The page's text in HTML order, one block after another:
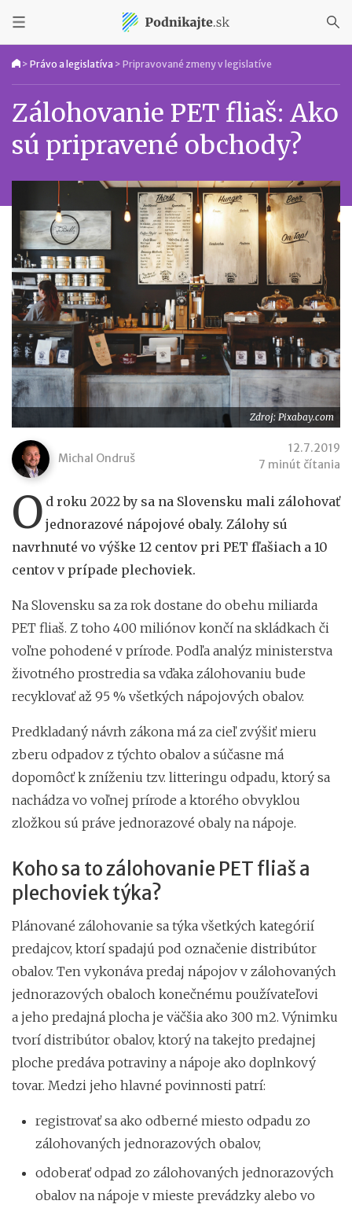
> Právo a legislatíva > Pripravované zmeny v legislatíve
Zálohovanie PET fliaš: Ako
sú pripravené obchody?
Zdroj: Pixabay.com
Michal Ondruš
12.7.2019
7 minút čítania
O d roku 2022 by sa na Slovensku mali zálohovať
jednorazové nápojové obaly. Zálohy sú
navrhnuté vo výške 12 centov pri PET fľašiach a 10
centov v prípade plechoviek.
Na Slovensku sa za rok dostane do obehu miliarda
PET fliaš. Z toho 400 miliónov končí na skládkach či
voľne pohodené v prírode. Podľa analýz ministerstva
životného prostredia sa vďaka zálohovaniu bude
recyklovať až 95 % všetkých nápojových obalov.
Predkladaný návrh zákona má za cieľ zvýšiť mieru
zberu odpadov z týchto obalov a súčasne má
dopomôcť k zníženiu tzv. litteringu odpadu, ktorý sa
nachádza vo voľnej prírode a ktorého obvyklou
zložkou sú práve jednorazové obaly na nápoje.
Koho sa to zálohovanie PET fliaš a
plechoviek týka?
Plánované zálohovanie sa týka všetkých kategórií
predajcov, ktorí spadajú pod označenie distribútor
obalov. Ten vykonáva predaj nápojov v zálohovaných
jednorazových obaloch konečnému používateľovi
a jeho predajná plocha je väčšia ako 300 m2. Výnimku
tvorí distribútor obalov, ktorý na takejto predajnej
ploche predáva potraviny a nápoje ako doplnkový
tovar. Medzi jeho hlavné povinnosti patrí:
registrovať sa ako odberné miesto odpadu zo
zálohovaných jednorazových obalov,
odoberať odpad zo zálohovaných jednorazových
obalov na nápoje v mieste prevádzky alebo vo